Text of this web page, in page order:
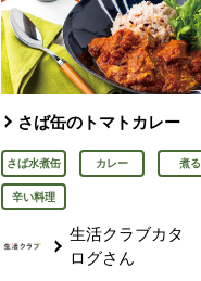
さば缶のトマトカレー
さば水煮缶 カレー 煮る
辛い料理
生活クラブカタ
ログさん